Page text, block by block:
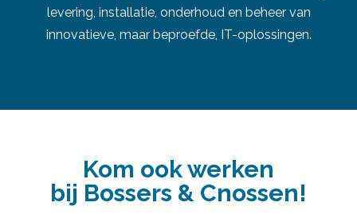
levering, installatie, onderhoud en beheer van
innovatieve, maar beproefde, IT-oplossingen.
Kom ook werken
bij Bossers & Cnossen!